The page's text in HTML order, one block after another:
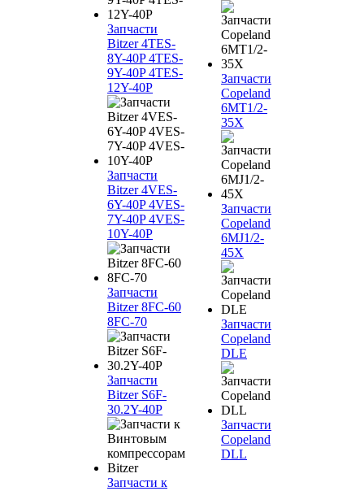
Запчасти
Bitzer 4TES-
8Y-40P 4TES-
9Y-40P 4TES-
12Y-40P
Запчасти
Bitzer 4VES-
6Y-40P 4VES-
7Y-40P 4VES-
10Y-40P
Запчасти
Bitzer 8FC-60
8FC-70
Запчасти
Bitzer S6F-
30.2Y-40P
Запчасти к
Запчасти
Copeland
6MT1/2-
35X
Запчасти
Copeland
6MJ1/2-
45X
Запчасти
Copeland
DLE
Запчасти
Copeland
DLL